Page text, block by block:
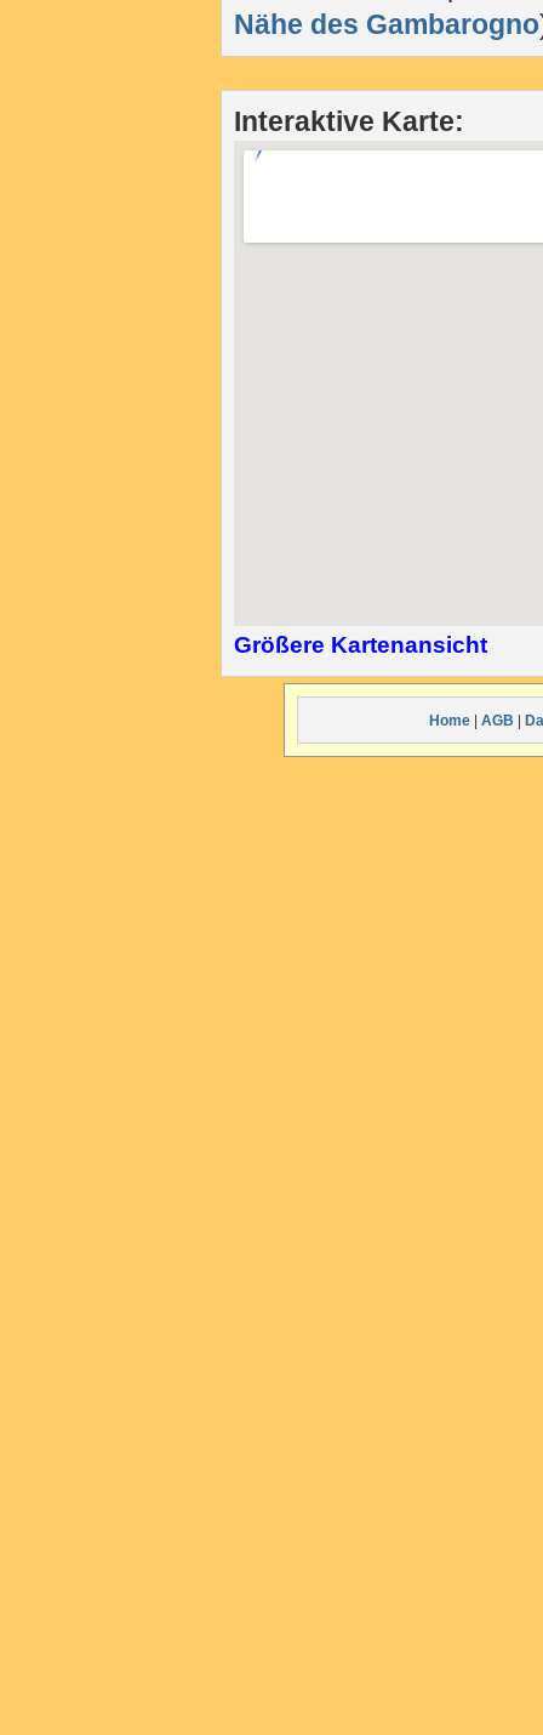
Nähe des Gambarogno
Interaktive Karte:
Größere Kartenansicht
Home| AGB |